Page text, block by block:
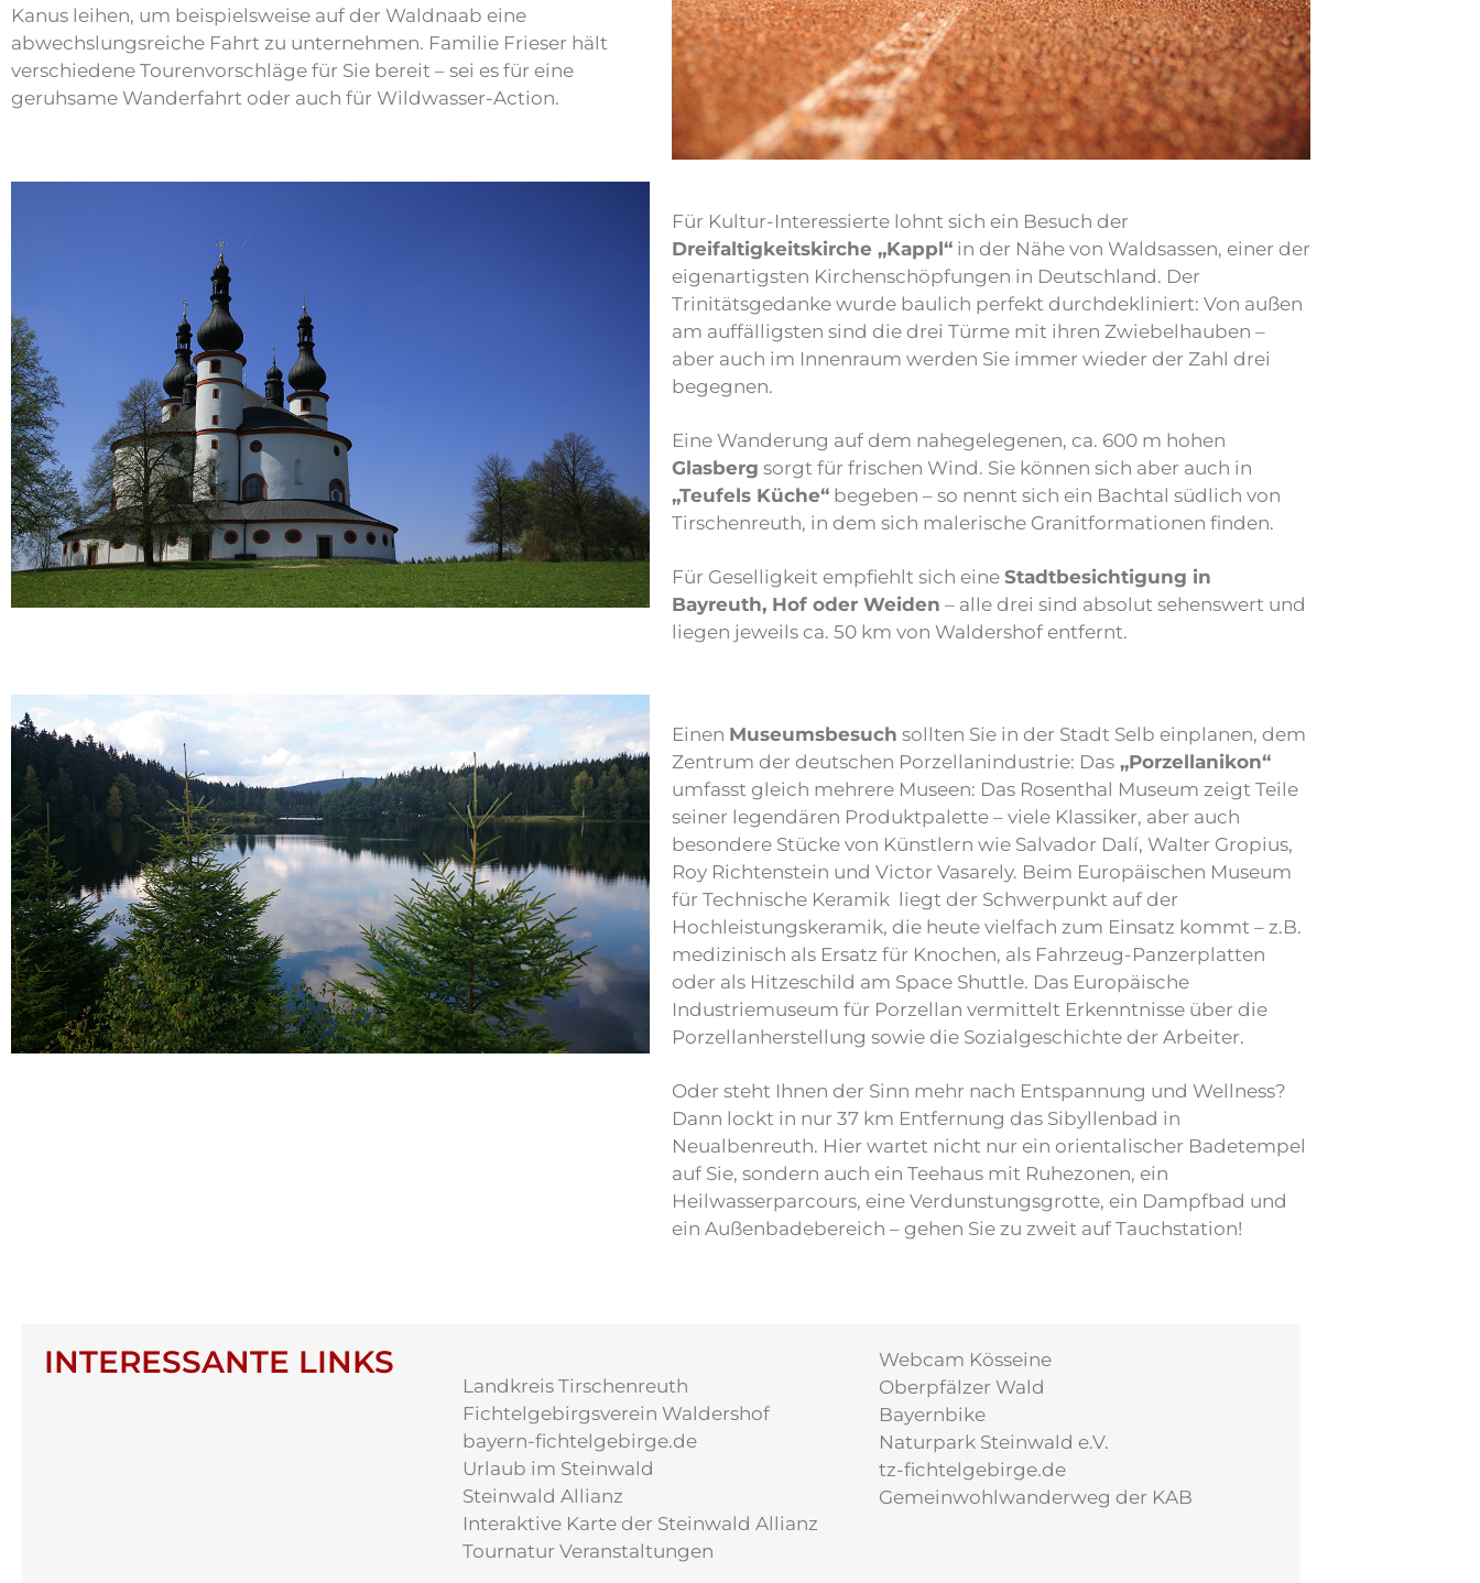
Kanus leihen, um beispielsweise auf der Waldnaab eine
abwechslungsreiche Fahrt zu unternehmen. Familie Frieser hält
verschiedene Tourenvorschläge für Sie bereit – sei es für eine
geruhsame Wanderfahrt oder auch für Wildwasser-Action.
Für Kultur-Interessierte lohnt sich ein Besuch der
Dreifaltigkeitskirche „Kappl“ in der Nähe von Waldsassen, einer der
eigenartigsten Kirchenschöpfungen in Deutschland. Der
Trinitätsgedanke wurde baulich perfekt durchdekliniert: Von außen
am auffälligsten sind die drei Türme mit ihren Zwiebelhauben –
aber auch im Innenraum werden Sie immer wieder der Zahl drei
begegnen.
Eine Wanderung auf dem nahegelegenen, ca. 600 m hohen
Glasberg sorgt für frischen Wind. Sie können sich aber auch in
„Teufels Küche“ begeben – so nennt sich ein Bachtal südlich von
Tirschenreuth, in dem sich malerische Granitformationen finden.
Für Geselligkeit empfiehlt sich eine Stadtbesichtigung in
Bayreuth, Hof oder Weiden – alle drei sind absolut sehenswert und
liegen jeweils ca. 50 km von Waldershof entfernt.
Einen Museumsbesuch sollten Sie in der Stadt Selb einplanen, dem
Zentrum der deutschen Porzellanindustrie: Das „Porzellanikon“
umfasst gleich mehrere Museen: Das Rosenthal Museum zeigt Teile
seiner legendären Produktpalette – viele Klassiker, aber auch
besondere Stücke von Künstlern wie Salvador Dalí, Walter Gropius,
Roy Richtenstein und Victor Vasarely. Beim Europäischen Museum
für Technische Keramik liegt der Schwerpunkt auf der
Hochleistungskeramik, die heute vielfach zum Einsatz kommt – z.B.
medizinisch als Ersatz für Knochen, als Fahrzeug-Panzerplatten
oder als Hitzeschild am Space Shuttle. Das Europäische
Industriemuseum für Porzellan vermittelt Erkenntnisse über die
Porzellanherstellung sowie die Sozialgeschichte der Arbeiter.
Oder steht Ihnen der Sinn mehr nach Entspannung und Wellness?
Dann lockt in nur 37 km Entfernung das Sibyllenbad in
Neualbenreuth. Hier wartet nicht nur ein orientalischer Badetempel
auf Sie, sondern auch ein Teehaus mit Ruhezonen, ein
Heilwasserparcours, eine Verdunstungsgrotte, ein Dampfbad und
ein Außenbadebereich – gehen Sie zu zweit auf Tauchstation!
INTERESSANTE LINKS
Landkreis Tirschenreuth
Fichtelgebirgsverein Waldershof
bayern-fichtelgebirge.de
Urlaub im Steinwald
Steinwald Allianz
Interaktive Karte der Steinwald Allianz
Tournatur Veranstaltungen
Webcam Kösseine
Oberpfälzer Wald
Bayernbike
Naturpark Steinwald e.V.
tz-fichtelgebirge.de
Gemeinwohlwanderweg der KAB